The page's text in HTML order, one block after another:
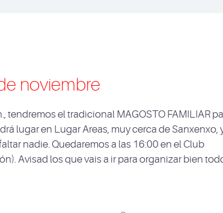
noviembre
tendremos el tradicional MAGOSTO FAMILIAR
lugar en Lugar Areas, muy cerca de Sanxenxo,
nadie. Quedaremos a las 16:00 en el Club
Avisad los que vais a ir para organizar bien